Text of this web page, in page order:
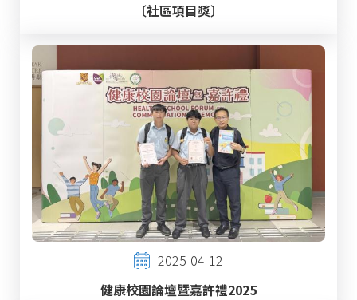
〔社區項目獎〕
2025-04-12
健康校園論壇暨嘉許禮2025